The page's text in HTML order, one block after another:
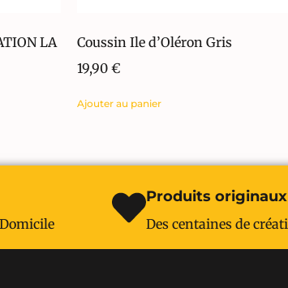
LA
Coussin Ile d’Oléron Gris
19,90 €
Ajouter au panier
Produits
Des centaines de